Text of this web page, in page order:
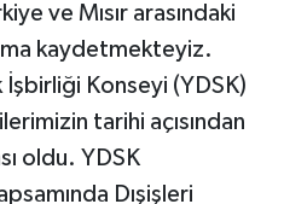
ve Mısır arasındaki
kaydetmekteyiz.
Konseyi (YDSK)
tarihi açısından
oldu. YDSK
Dışişleri